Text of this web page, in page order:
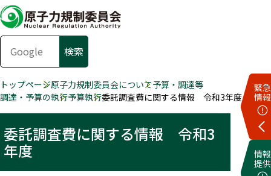
緊急
情報
情報
提供
トップページ原子力規制委員会について予算・調達等
調達・予算の執行予算執行委託調査費に関する情報 令和3年度
委託調査費に関する情報 令和3
年度